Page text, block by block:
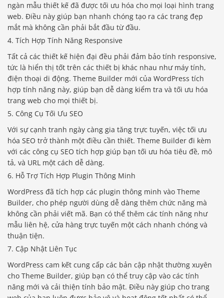
ngàn mẫu thiết kế đã được tối ưu hóa cho mọi loại hình trang
web. Điều này giúp bạn nhanh chóng tạo ra các trang đẹp
mắt mà không cần phải bắt đầu từ đầu.
4. Tích Hợp Tính Năng Responsive
Tất cả các thiết kế hiện đại đều phải đảm bảo tính responsive,
tức là hiển thị tốt trên các thiết bị khác nhau như máy tính,
điện thoại di động. Theme Builder mới của WordPress tích
hợp tính năng này, giúp bạn dễ dàng kiểm tra và tối ưu hóa
trang web cho mọi thiết bị.
5. Công Cụ Tối Ưu SEO
Với sự cạnh tranh ngày càng gia tăng trực tuyến, việc tối ưu
hóa SEO trở thành một điều cần thiết. Theme Builder đi kèm
với các công cụ SEO tích hợp giúp bạn tối ưu hóa tiêu đề, mô
tả, và URL một cách dễ dàng.
6. Hỗ Trợ Tích Hợp Plugin Thông Minh
WordPress đã tích hợp các plugin thông minh vào Theme
Builder, cho phép người dùng dễ dàng thêm chức năng mà
không cần phải viết mã. Bạn có thể thêm các tính năng như
mẫu liên hệ, cửa hàng trực tuyến một cách nhanh chóng và
thuận tiện.
7. Cập Nhật Liên Tục
WordPress cam kết cung cấp các bản cập nhật thường xuyên
cho Theme Builder, giúp bạn có thể truy cập vào các tính
năng mới và cải thiện tính bảo mật. Điều này giúp cho trang